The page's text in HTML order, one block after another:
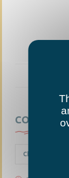
Chambellay